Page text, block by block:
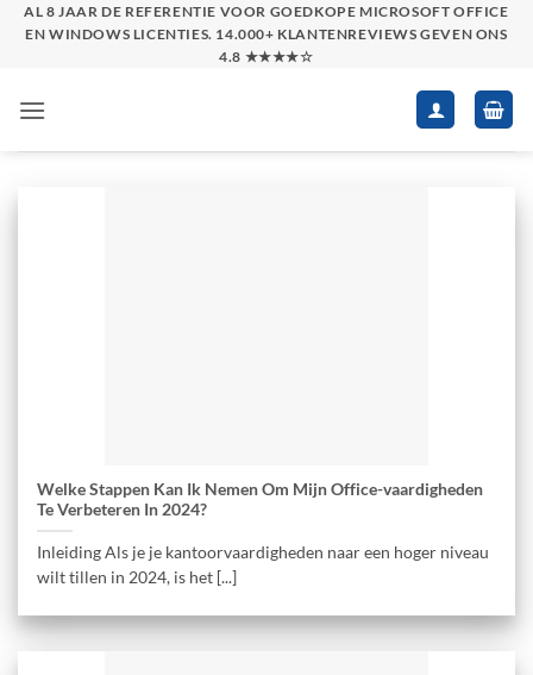
SkipAL 8 JAAR DE REFERENTIE VOOR GOEDKOPE MICROSOFT OFFICE
EN WINDOWS LICENTIES. 14.000+ KLANTENREVIEWS GEVEN ONS
4.8 ★★★★☆
Welke Stappen Kan Ik Nemen Om Mijn Office-vaardigheden
Te Verbeteren In 2024?
Inleiding Als je je kantoorvaardigheden naar een hoger niveau
wilt tillen in 2024, is het [...]